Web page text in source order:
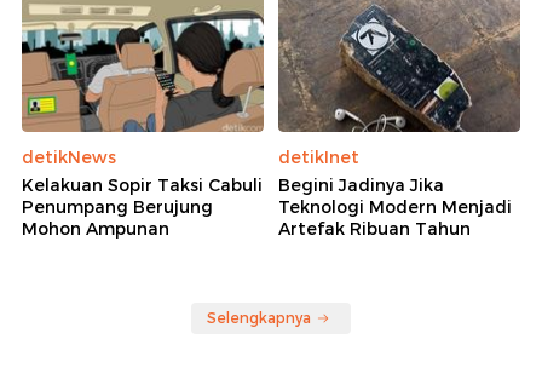
detikNews
Kelakuan Sopir Taksi Cabuli
Penumpang Berujung
Mohon Ampunan
detikInet
Begini Jadinya Jika
Teknologi Modern Menjadi
Artefak Ribuan Tahun
Selengkapnya